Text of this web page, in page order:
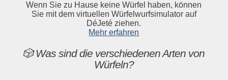
Wenn Sie zu Hause keine Würfel haben, können
Sie mit dem virtuellen Würfelwurfsimulator auf
DéJeté ziehen.
Mehr erfahren
🎲 Was sind die verschiedenen Arten von
Würfeln?